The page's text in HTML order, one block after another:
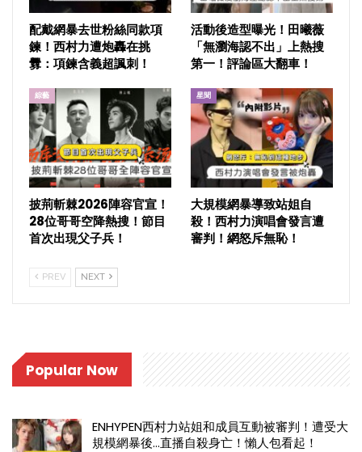
配戴網暴去世粉絲同款項
鍊！西村力遭炮轟在挑
釁：項鍊含義超諷刺！
活動後造型曝光！田曦薇
「無瀏海認不出」上熱搜
第一！評論區大翻車！
綜藝
披荊斬棘2026陣容官宣！
28位哥哥空降熱搜！節目
首次出現父子兵！
星聞
大規模網暴導致站姐自
殺！西村力演唱會發言遭
審判！網怒斥無恥！
PREV NEXT
Popular Now
ENHYPEN西村力站姐和成員互動被審判！遭受大
規模網暴後…直播自殺身亡！懶人包看起！